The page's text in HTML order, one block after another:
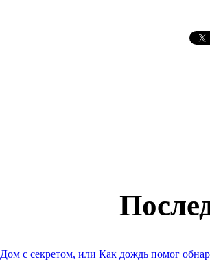
Дом с секретом, или Как дождь помог